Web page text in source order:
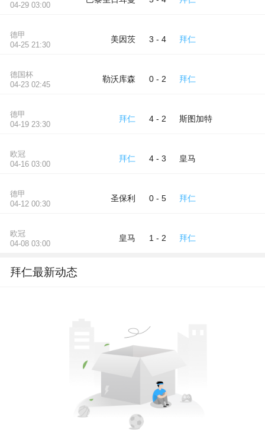
04-29 03:00
德甲
04-25 21:30
美因茨 3 - 4 拜仁
德国杯
04-23 02:45
勒沃库森 0 - 2 拜仁
德甲
04-19 23:30
拜仁 4 - 2 斯图加特
欧冠
04-16 03:00
拜仁 4 - 3 皇马
德甲
04-12 00:30
圣保利 0 - 5 拜仁
欧冠
04-08 03:00
皇马 1 - 2 拜仁
拜仁最新动态